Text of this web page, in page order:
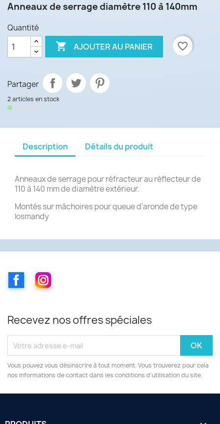
Anneaux de serrage diamètre 110 à 140mm
Quantité
 AJOUTER AU PANIER favorite_border
Partager
2 articles en stock
Description Détails du produit
Anneaux de serrage pour réfracteur au réflecteur de
110 à 140 mm de diamètre extérieur.
Montés sur mâchoires pour queue d'aronde de type
losmandy
FacebookInstagram
Recevez nos offres spéciales
Vous pouvez vous désinscrire à tout moment. Vous trouverez pour cela
nos informations de contact dans les conditions d'utilisation du site.